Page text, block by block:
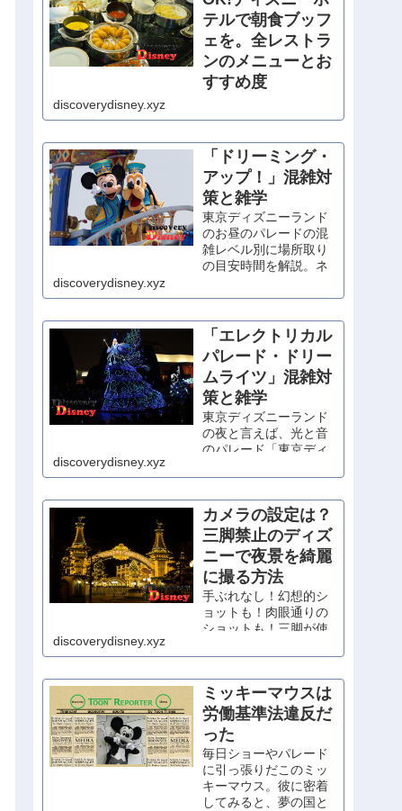
テルで朝食ブッフ
ェを。全レストラ
ンのメニューとお
すすめ度
トランが少ない東京デ
優雅にホテル朝食を。
シェフ・ミッキー以外
は宿泊者以外も利用可
能なので、予約無しの
当日利用もOK！
discoverydisney.xyz
「ドリーミング・
アップ！」混雑対
策と雑学
東京ディズニーランド
のお昼のパレードの混
雑レベル別に場所取り
の目安時間を解説。ネ
ぜた内容紹介もあり。
discoverydisney.xyz
「エレクトリカル
パレード・ドリー
ムライツ」混雑対
策と雑学
東京ディズニーランド
の夜と言えば、光と音
のパレード「東京ディ
トリカルパレード・ド
リームライツ」が大人
気です。混雑必至のパ
レードですが、うまく
立ち回って、東京ディ
ズニーランドでの１日
の締めに、ぜひ観賞し
たいですね。
…
discoverydisney.xyz
カメラの設定は？
三脚禁止のディズ
ニーで夜景を綺麗
に撮る方法
手ぶれなし！幻想的シ
ョットも！肉眼通りの
ショットも！三脚が使
綺麗な撮り方と、カメ
ラの基礎知識を分かり
やすく解説。
discoverydisney.xyz
ミッキーマウスは
労働基準法違反だ
った
毎日ショーやパレード
に引っ張りだこのミッ
キーマウス。彼に密着
してみると、夢の国と